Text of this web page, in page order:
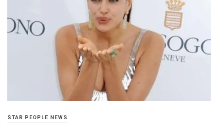
STAR PEOPLE NEWS